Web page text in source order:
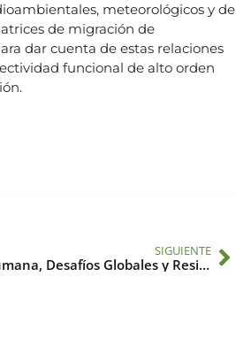
meteorológicos y de
de migración de
dar cuenta de estas relaciones
funcional de alto orden
SIGUIENTE
Movilidad Humana, Desafíos Globales y Resiliencia en una Era de Estrés Social (PHOENIX)